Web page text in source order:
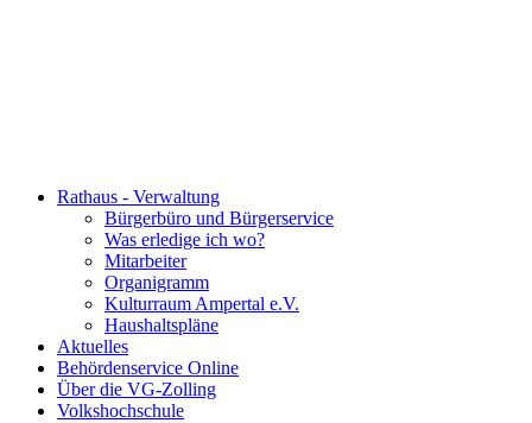
Rathaus - Verwaltung
Bürgerbüro und Bürgerservice
Was erledige ich wo?
Mitarbeiter
Organigramm
Kulturraum Ampertal e.V.
Haushaltspläne
Aktuelles
Behördenservice Online
Über die VG-Zolling
Volkshochschule